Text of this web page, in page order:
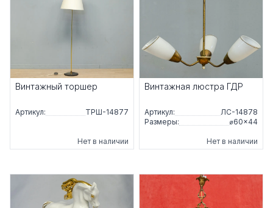
Винтажный торшер
Артикул: ТРШ-14877
Нет в наличии
Винтажная люстра ГДР
Артикул:
ЛС-14878
Размеры:
⌀60×44
Нет в наличии